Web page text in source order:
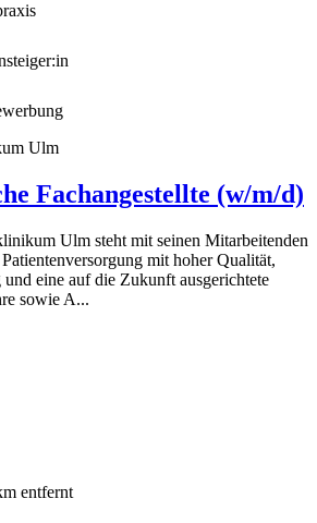
Ulm
Fachangestellte (w/m/d)
Ulm steht mit seinen Mitarbeitenden
mit hoher Qualität,
und eine auf die Zukunft ausgerichtete
sowie A...
entfernt